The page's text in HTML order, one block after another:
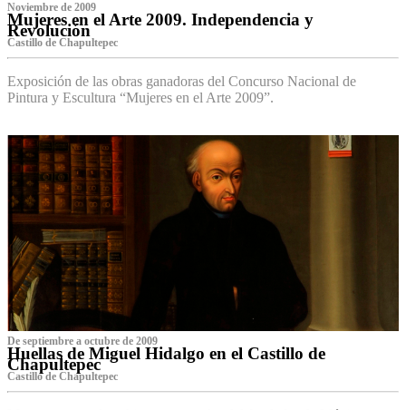
Noviembre de 2009
Mujeres en el Arte 2009. Independencia y
Revolución
Castillo de Chapultepec
Exposición de las obras ganadoras del Concurso Nacional de
Pintura y Escultura “Mujeres en el Arte 2009”.
De septiembre a octubre de 2009
Huellas de Miguel Hidalgo en el Castillo de
Chapultepec
Castillo de Chapultepec